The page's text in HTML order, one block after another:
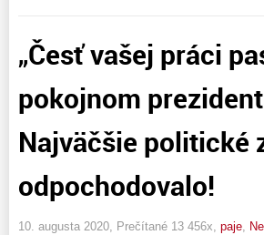
„Česť vašej práci
pokojnom
Najväčšie politické
odpochodovalo!
10. augusta 2020, Prečítané 13 456x, paje,